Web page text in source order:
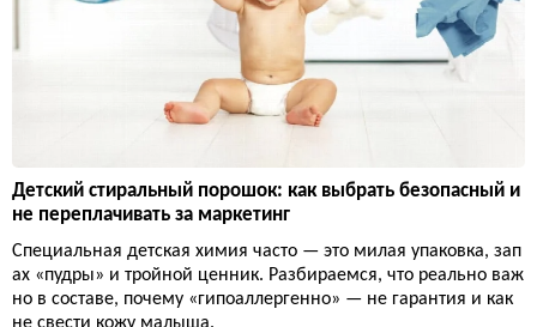
Детский стиральный порошок: как выбрать безопасный и
не переплачивать за маркетинг
Специальная детская химия часто — это милая упаковка, зап
ах «пудры» и тройной ценник. Разбираемся, что реально важ
но в составе, почему «гипоаллергенно» — не гарантия и как
не свести кожу малыша.